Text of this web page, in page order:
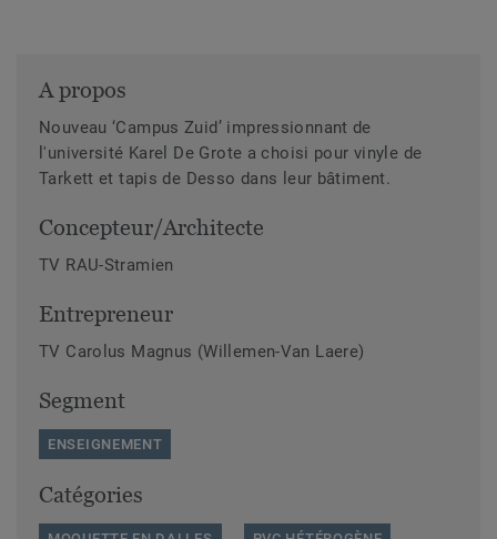
A propos
Nouveau ‘Campus Zuid’ impressionnant de
l'université Karel De Grote a choisi pour vinyle de
Tarkett et tapis de Desso dans leur bâtiment.
Concepteur/Architecte
TV RAU-Stramien
Entrepreneur
TV Carolus Magnus (Willemen-Van Laere)
Segment
ENSEIGNEMENT
Catégories